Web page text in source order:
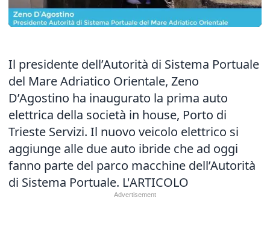
Il presidente dell’Autorità di Sistema Portuale
del Mare Adriatico Orientale, Zeno
D’Agostino ha inaugurato la prima auto
elettrica della società in house, Porto di
Trieste Servizi. Il nuovo veicolo elettrico si
aggiunge alle due auto ibride che ad oggi
fanno parte del parco macchine dell’Autorità
di Sistema Portuale. L'ARTICOLO